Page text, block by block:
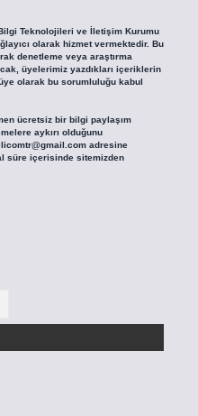
Teknolojileri ve İletişim Kurumu
olarak hizmet vermektedir. Bu
denetleme veya araştırma
üyelerimiz yazdıkları içeriklerin
olarak bu sorumluluğu kabul
ücretsiz bir bilgi paylaşım
aykırı olduğunu
adresine
süre içerisinde sitemizden